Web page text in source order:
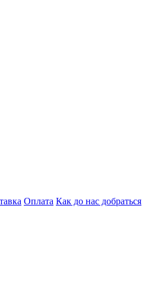
Оплата Как до нас добраться